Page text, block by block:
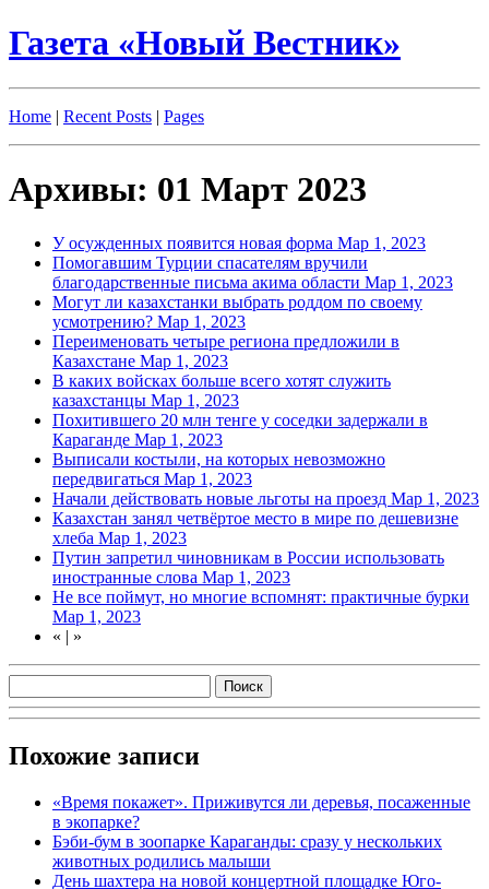
Газета «Новый Вестник»
Home | Recent Posts | Pages
Архивы: 01 Март 2023
У осужденных появится новая форма Мар 1, 2023
Помогавшим Турции спасателям вручили
благодарственные письма акима области Мар 1, 2023
Могут ли казахстанки выбрать роддом по своему
усмотрению? Мар 1, 2023
Переименовать четыре региона предложили в
Казахстане Мар 1, 2023
В каких войсках больше всего хотят служить
казахстанцы Мар 1, 2023
Похитившего 20 млн тенге у соседки задержали в
Караганде Мар 1, 2023
Выписали костыли, на которых невозможно
передвигаться Мар 1, 2023
Начали действовать новые льготы на проезд Мар 1, 2023
Казахстан занял четвёртое место в мире по дешевизне
хлеба Мар 1, 2023
Путин запретил чиновникам в России использовать
иностранные слова Мар 1, 2023
Не все поймут, но многие вспомнят: практичные бурки
Мар 1, 2023
« | »
Похожие записи
«Время покажет». Приживутся ли деревья, посаженные
в экопарке?
Бэби-бум в зоопарке Караганды: сразу у нескольких
животных родились малыши
День шахтера на новой концертной площадке Юго-